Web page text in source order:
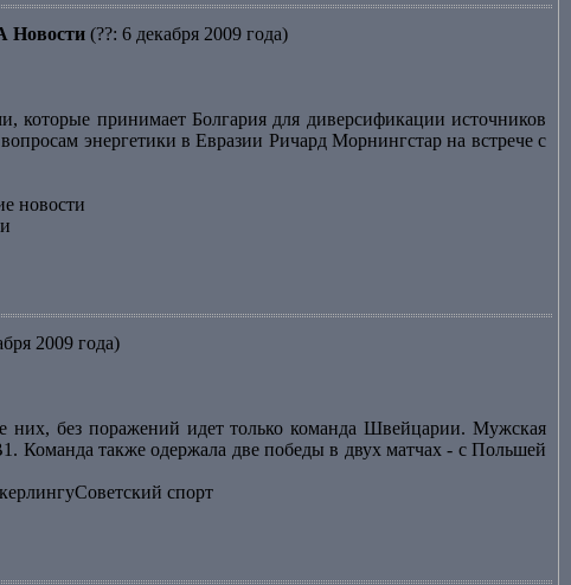
Новости (??: 6 декабря 2009 года)
принимает Болгария для диверсификации источников
энергетики в Евразии Ричард Морнингстар на встрече с
новости
2009 года)
них, без поражений идет только команда Швейцарии. Мужская
Команда также одержала две победы в двух матчах - с Польшей
спорт